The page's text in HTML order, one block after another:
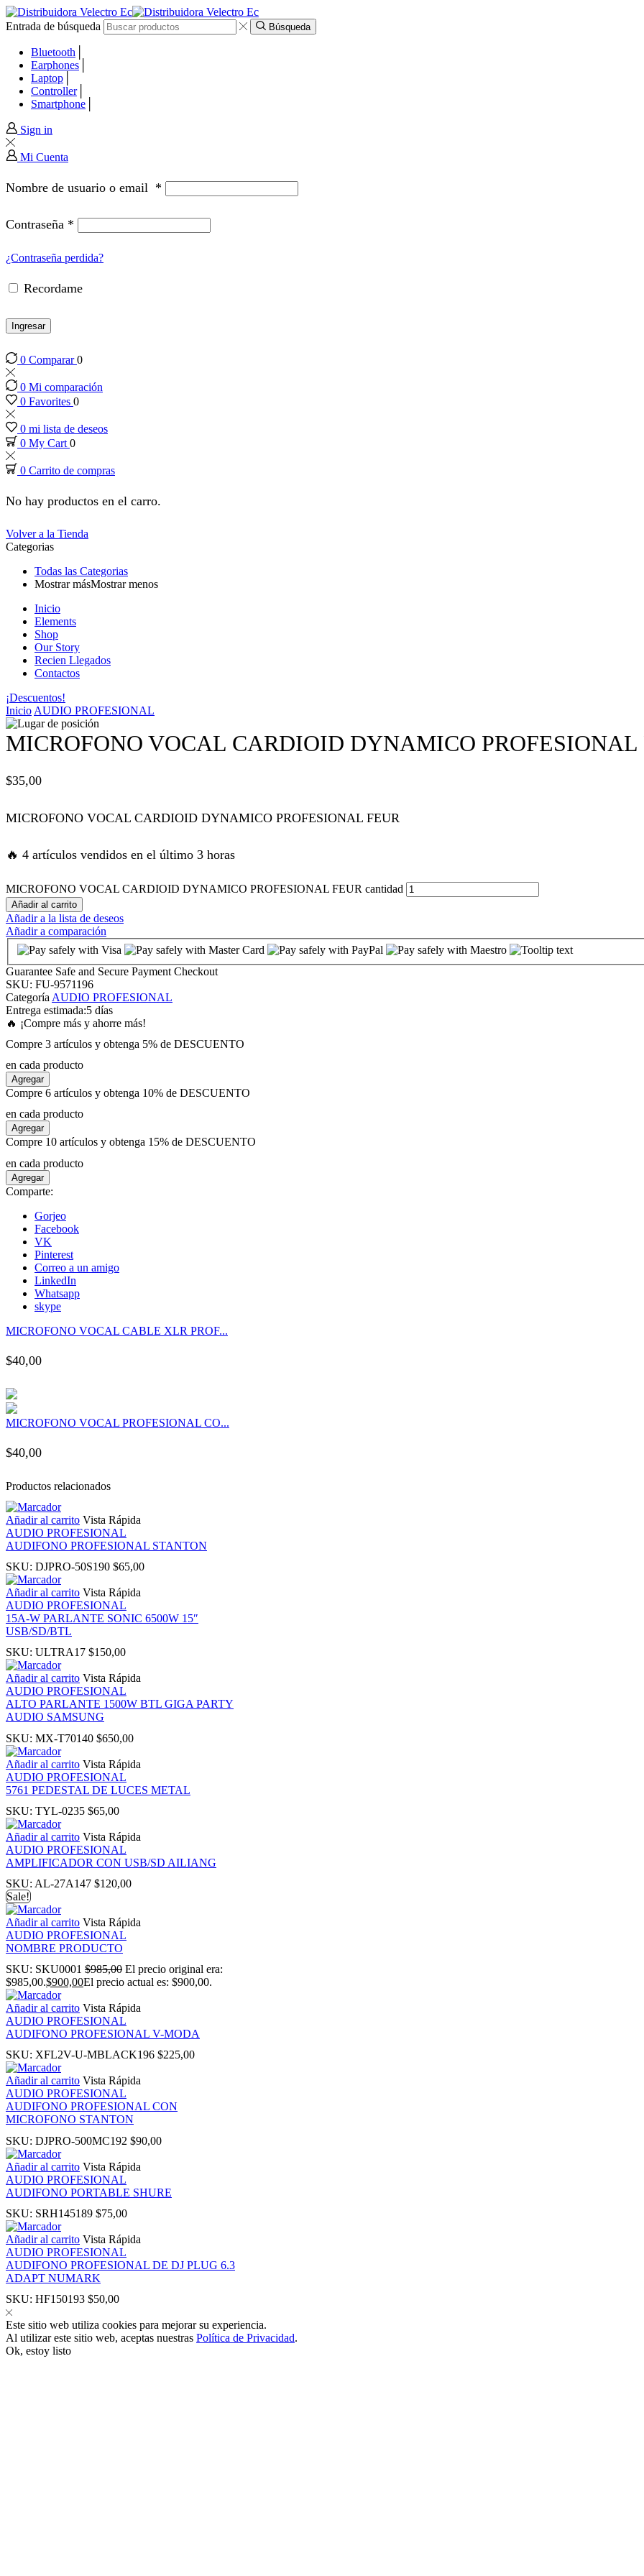
al
al
Entrada de búsqueda Búsqueda
Bluetooth
Earphones
Laptop
Controller
Smartphone
Sign in
Mi Cuenta
Nombre de usuario o email *
Contraseña *
¿Contraseña perdida?
Recordame
Ingresar
0 Comparar0
0 Mi comparación
0 Favorites 0
0 mi lista de deseos
0 My Cart 0
0 Carrito de compras
No hay productos en el carro.
Volver a la Tienda
Categorias
Todas las Categorias
Mostrar másMostrar menos
Inicio
Elements
Shop
Our Story
Recien Llegados
Contactos
¡Descuentos!
InicioAUDIO PROFESIONAL
MICROFONO VOCAL CARDIOID DYNAMICO PROFESIONAL
$35,00
MICROFONO VOCAL CARDIOID DYNAMICO PROFESIONAL FEUR
🔥 4 artículos vendidos en el último 3 horas
MICROFONO VOCAL CARDIOID DYNAMICO PROFESIONAL FEUR cantidad
Añadir al carrito
Añadir a la lista de deseos
Añadir a comparación
Guarantee Safe and Secure Payment Checkout
SKU: FU-9571196
Categoría AUDIO PROFESIONAL
Entrega estimada:5 días
🔥 ¡Compre más y ahorre más!
Compre 3 artículos y obtenga 5% de DESCUENTO
en cada producto
Agregar
Compre 6 artículos y obtenga 10% de DESCUENTO
en cada producto
Agregar
Compre 10 artículos y obtenga 15% de DESCUENTO
en cada producto
Agregar
Comparte:
Gorjeo
Facebook
VK
Pinterest
Correo a un amigo
LinkedIn
Whatsapp
skype
MICROFONO VOCAL CABLE XLR PROF...
$40,00
MICROFONO VOCAL PROFESIONAL CO...
$40,00
Productos relacionados
Añadir al carrito Vista Rápida
AUDIO PROFESIONAL
AUDIFONO PROFESIONAL STANTON
SKU: DJPRO-50S190 $65,00
Añadir al carrito Vista Rápida
AUDIO PROFESIONAL
15A-W PARLANTE SONIC 6500W 15″
USB/SD/BTL
SKU: ULTRA17 $150,00
Añadir al carrito Vista Rápida
AUDIO PROFESIONAL
ALTO PARLANTE 1500W BTL GIGA PARTY
AUDIO SAMSUNG
SKU: MX-T70140 $650,00
Añadir al carrito Vista Rápida
AUDIO PROFESIONAL
5761 PEDESTAL DE LUCES METAL
SKU: TYL-0235 $65,00
Añadir al carrito Vista Rápida
AUDIO PROFESIONAL
AMPLIFICADOR CON USB/SD AILIANG
SKU: AL-27A147 $120,00
Sale!
Añadir al carrito Vista Rápida
AUDIO PROFESIONAL
NOMBRE PRODUCTO
SKU: SKU0001 $985,00 El precio original era:
$985,00.$900,00El precio actual es: $900,00.
Añadir al carrito Vista Rápida
AUDIO PROFESIONAL
AUDIFONO PROFESIONAL V-MODA
SKU: XFL2V-U-MBLACK196 $225,00
Añadir al carrito Vista Rápida
AUDIO PROFESIONAL
AUDIFONO PROFESIONAL CON
MICROFONO STANTON
SKU: DJPRO-500MC192 $90,00
Añadir al carrito Vista Rápida
AUDIO PROFESIONAL
AUDIFONO PORTABLE SHURE
SKU: SRH145189 $75,00
Añadir al carrito Vista Rápida
AUDIO PROFESIONAL
AUDIFONO PROFESIONAL DE DJ PLUG 6.3
ADAPT NUMARK
SKU: HF150193 $50,00
Este sitio web utiliza cookies para mejorar su experiencia.
Al utilizar este sitio web, aceptas nuestras Política de Privacidad.
Ok, estoy listo